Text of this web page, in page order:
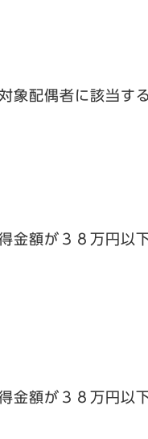
象配偶者に該当す
金額が３８万円以
金額が３８万円以